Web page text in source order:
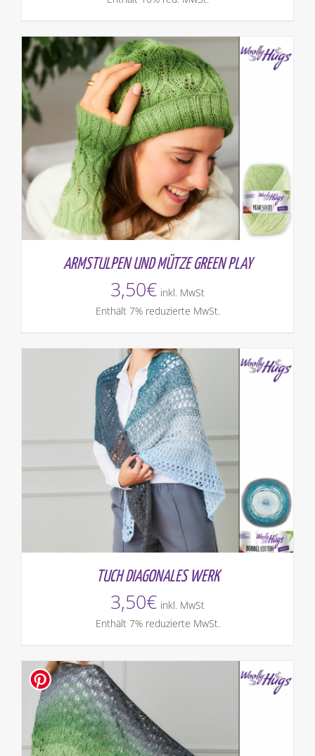
ARMSTULPEN UND MÜTZE GREEN PLAY
3,50€ inkl. MwSt
Enthält 7% reduzierte MwSt.
TUCH DIAGONALES WERK
3,50€ inkl. MwSt
Enthält 7% reduzierte MwSt.